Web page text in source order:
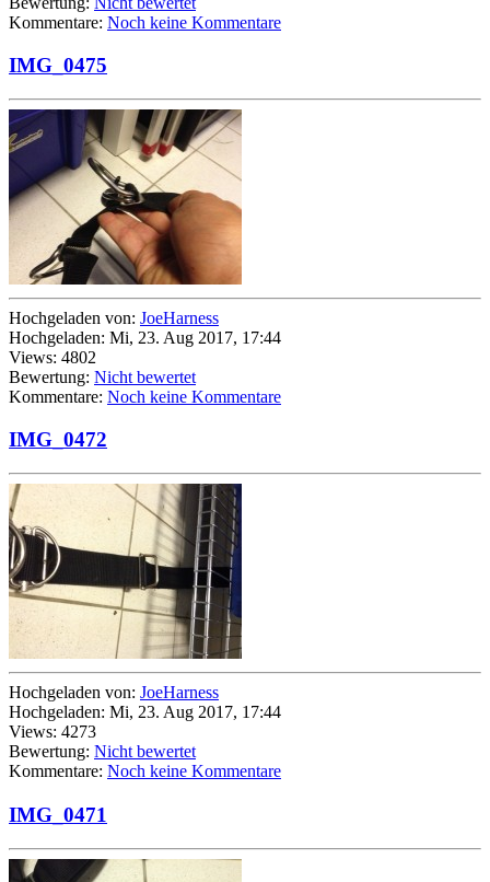
Kommentare: Noch keine Kommentare
IMG_0475
Hochgeladen von: JoeHarness
Hochgeladen: Mi, 23. Aug 2017, 17:44
Views: 4802
Bewertung: Nicht bewertet
Kommentare: Noch keine Kommentare
IMG_0472
Hochgeladen von: JoeHarness
Hochgeladen: Mi, 23. Aug 2017, 17:44
Views: 4273
Bewertung: Nicht bewertet
Kommentare: Noch keine Kommentare
IMG_0471